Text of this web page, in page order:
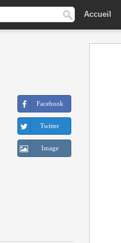
Accueil
Facebook
Twitter
Image